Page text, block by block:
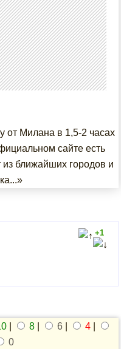
от Милана в 1,5-2 часах
сайте есть
ближайших городов и
+1
8 6 4
0